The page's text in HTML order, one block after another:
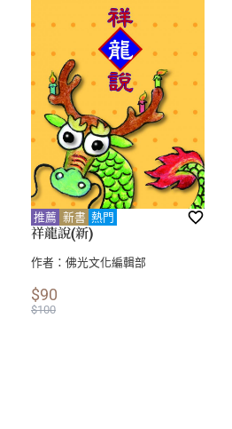
推薦 新書 熱門
祥龍說(新)
作者： 佛光文化編輯部
$90
$100